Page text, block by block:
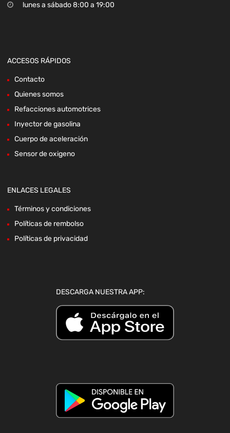
lunes a sábado 8:00 a 19:00
ACCESOS RÁPIDOS
Contacto
Quienes somos
Refacciones automotrices
Inyector de gasolina
Cuerpo de aceleración
Sensor de oxigeno
ENLACES LEGALES
Términos y condiciones
Políticas de rembolso
Políticas de privacidad
DESCARGA NUESTRA APP: